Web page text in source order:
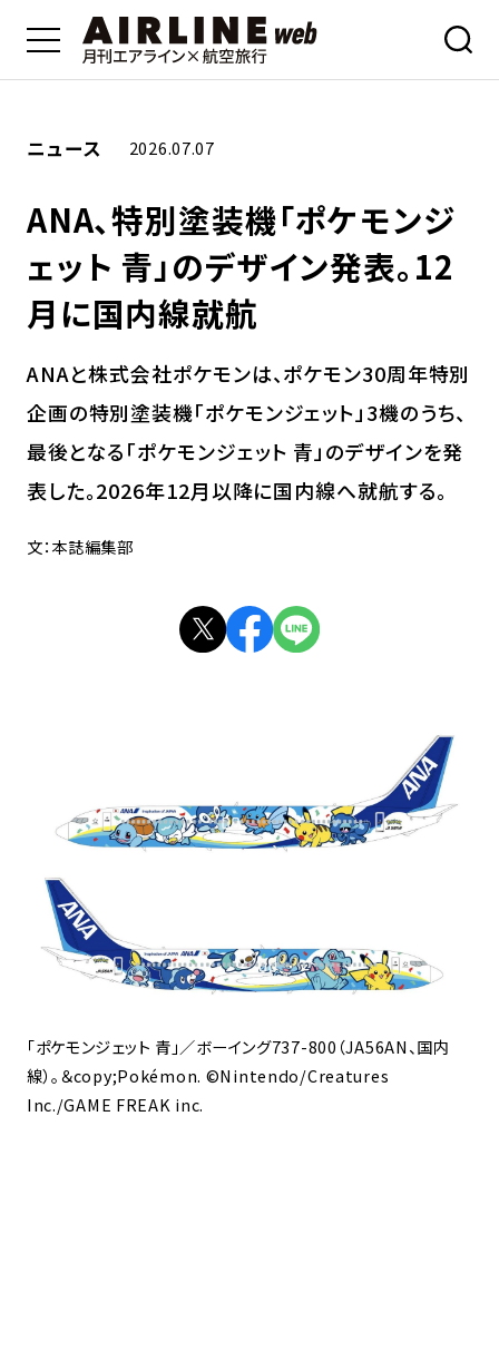
ニュース 2026.07.07
ANA、特別塗装機「ポケモンジ
ェット 青」のデザイン発表。12
月に国内線就航
ANAと株式会社ポケモンは、ポケモン30周年特別
企画の特別塗装機「ポケモンジェット」3機のうち、
最後となる「ポケモンジェット 青」のデザインを発
表した。2026年12月以降に国内線へ就航する。
文：本誌編集部
「ポケモンジェット 青」／ボーイング737-800（JA56AN、国内
線）。＆copy;Pokémon. ©Nintendo/Creatures
Inc./GAME FREAK inc.